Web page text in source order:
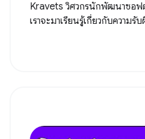
Kravets วิศวกรนักพัฒนาซอ
เราจะมาเรียนรู้เกี่ยวกับความ